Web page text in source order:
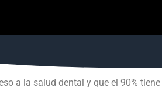
a la salud dental y que el 90%